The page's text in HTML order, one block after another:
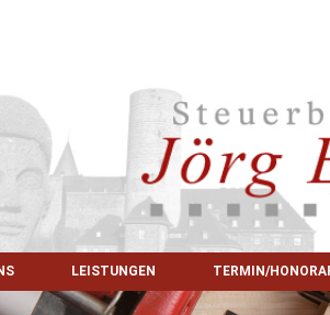
LEISTUNGEN TERMIN/